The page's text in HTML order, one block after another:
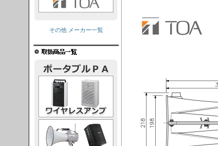
その他 メーカー一覧